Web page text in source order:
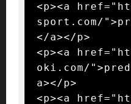
<p><a
sport.com/
</a></p>
<p><a
oki.com/
a></p>
<p><a